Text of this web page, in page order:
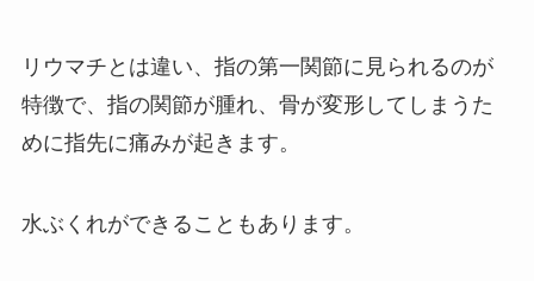
リウマチとは違い、指の第一関節に見られるのが
特徴で、指の関節が腫れ、骨が変形してしまうた
めに指先に痛みが起きます。
水ぶくれができることもあります。